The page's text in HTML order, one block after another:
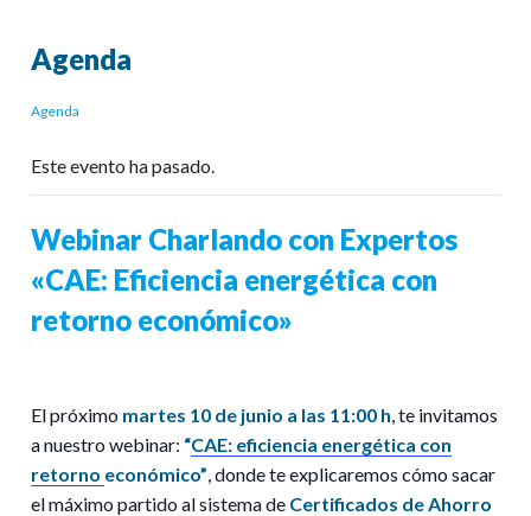
Agenda
Agenda
Este evento ha pasado.
Webinar Charlando con Expertos
«CAE: Eficiencia energética con
retorno económico»
Elpróximo martes 10 de junio a las 11:00 h,te invitamos
anuestro webinar: “CAE: eficiencia energética con
retorno económico”,dondeteexplicaremos cómo sacar
elmáximo partido alsistemade Certificados deAhorro